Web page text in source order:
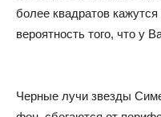
более квадратов
вероятность того, что у
Черные лучи звезды